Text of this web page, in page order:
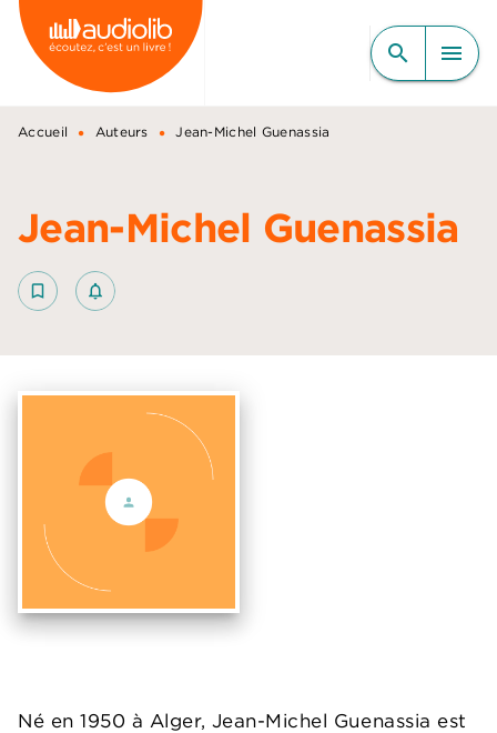
MENU RECHERCHE
CONTENU
PIED DE PAGE
search menu
Accueil • Auteurs • Jean-Michel Guenassia
Jean-Michel Guenassia
bookmark_border notifications_none_outlined
Né en 1950 à Alger, Jean-Michel Guenassia est